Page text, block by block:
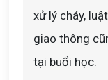
xử lý cháy,
giao thông
tại buổi học.